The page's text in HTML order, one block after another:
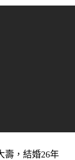
壽，結婚26年